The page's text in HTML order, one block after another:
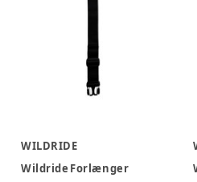
WILDRIDE
Wildride Forlænger